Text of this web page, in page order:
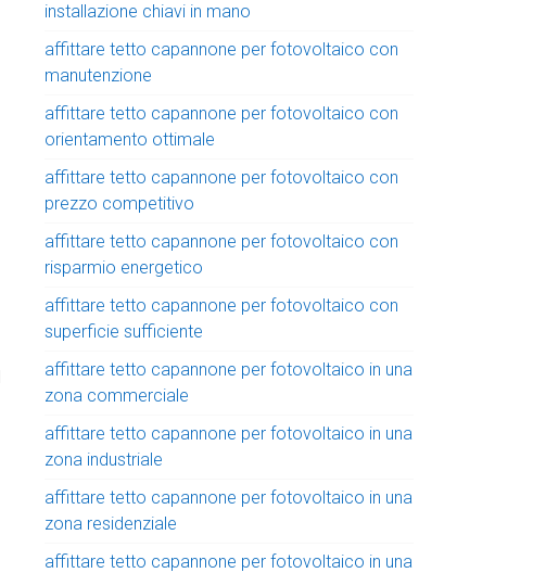
installazione chiavi in mano
affittare tetto capannone per fotovoltaico con
manutenzione
affittare tetto capannone per fotovoltaico con
orientamento ottimale
affittare tetto capannone per fotovoltaico con
prezzo competitivo
affittare tetto capannone per fotovoltaico con
risparmio energetico
affittare tetto capannone per fotovoltaico con
superficie sufficiente
affittare tetto capannone per fotovoltaico in una
zona commerciale
affittare tetto capannone per fotovoltaico in una
zona industriale
affittare tetto capannone per fotovoltaico in una
zona residenziale
affittare tetto capannone per fotovoltaico in una